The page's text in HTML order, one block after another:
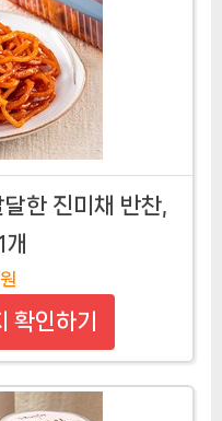
한 진미채 반찬,
확인하기